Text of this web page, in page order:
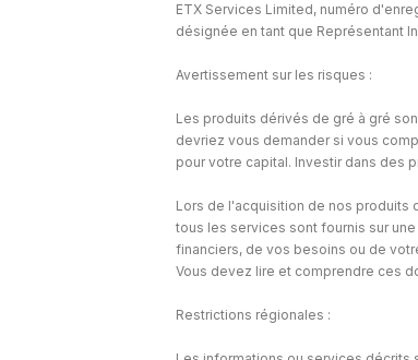
ETX Services Limited, numéro
désignée en tant que Représentant
Avertissement sur les risques :
Les produits dérivés de gré à gré
devriez vous demander si vous
pour votre capital. Investir dans des
Lors de l'acquisition de nos produits
tous les services sont fournis sur
financiers, de vos besoins ou de
Vous devez lire et comprendre ces
Restrictions régionales :